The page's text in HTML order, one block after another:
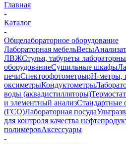
Главная
-
Каталог
-
Общелабораторное оборудование
Лабораторная мебельВесы
ЛВЖСтулья, табуреты
оборудованиеСушильные шкафы
печиСпектрофотометрыpH-метры,
оксиметрыКондуктометры
воды (аквадистилляторы)
и элементный анализСтандартные
(ГСО)Лабораторная посуда
для контроля качества
полимеровАксессуары
-